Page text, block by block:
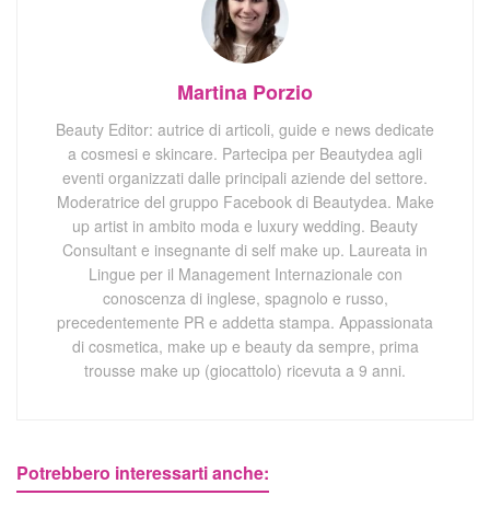
Martina Porzio
Beauty Editor: autrice di articoli, guide e news dedicate
a cosmesi e skincare. Partecipa per Beautydea agli
eventi organizzati dalle principali aziende del settore.
Moderatrice del gruppo Facebook di Beautydea. Make
up artist in ambito moda e luxury wedding. Beauty
Consultant e insegnante di self make up. Laureata in
Lingue per il Management Internazionale con
conoscenza di inglese, spagnolo e russo,
precedentemente PR e addetta stampa. Appassionata
di cosmetica, make up e beauty da sempre, prima
trousse make up (giocattolo) ricevuta a 9 anni.
Potrebbero interessarti anche: